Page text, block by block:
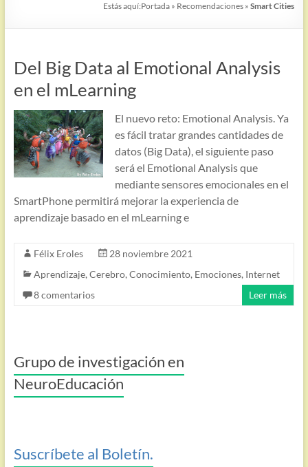
Estás aquí:Portada » Recomendaciones »Smart Cities
Del Big Data al Emotional Analysis
en el mLearning
El nuevo reto: Emotional Analysis. Ya
es fácil tratar grandes cantidades de
datos (Big Data), el siguiente paso
será el Emotional Analysis que
mediante sensores emocionales en el
SmartPhone permitirá mejorar la experiencia de
aprendizaje basado en el mLearning e
Félix Eroles
28 noviembre 2021
Aprendizaje, Cerebro, Conocimiento, Emociones, Internet
8 comentarios
Leer más
Grupo de investigación en
NeuroEducación
Suscríbete al Boletín.